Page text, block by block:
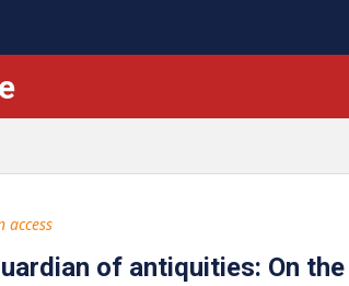
access
of antiquities: On the